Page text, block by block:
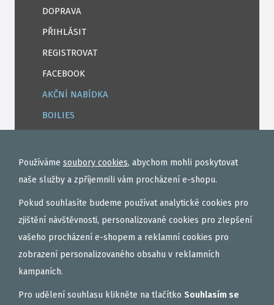
DOPRAVA
PŘIHLÁSIT
REGISTROVAT
FACEBOOK
AKČNÍ NABÍDKA
BOILIES
TEKUTÉ
OBALOVAČKY
VAŘENÝ PARTIKL
BIŽUTERIE NA MONTÁŽE
DÁRKOVÝ POUKAZ, DÁRKOVÁ KAZETA
AKČNÍ SETY
Používáme soubory cookies, abychom mohli poskytovat
naše služby a zpříjemnili vám procházení e-shopu.
Pokud souhlasíte budeme používat analytické cookies pro
zjištění návštěvnosti, personalizované cookies pro zlepšení
vašeho procházení e-shopem a reklamní cookies pro
zobrazení personalizovaného obsahu v reklamních
kampaních.
Pro udělení souhlasu klikněte na tlačítko Souhlasím se